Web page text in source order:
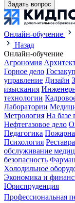
Задать вопрос
Онлайн-обучение
Назад
Онлайн-обучение
Агрономия
Горное дело
управление Дизайн
изыскания
технологии
Лаборатории
Метрология На базе
Нефтегазовое дело
Педагогика
Психология
обслуживание
безопасность
Холодильное
Экономика и
Юриспруденция
Профессиональная